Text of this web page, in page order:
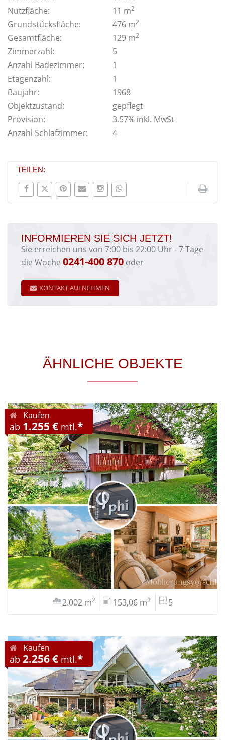
Nutzfläche: 11 m2
Grundstücksfläche: 476 m2
Gesamtfläche: 129 m2
Zimmerzahl:
5
Anzahl Badezimmer:
1
Etagenzahl:
1
Baujahr:
1968
Objektzustand:
gepflegt
Provision:
3.57% inkl. MwSt
Anzahl Schlafzimmer:
4
TEILEN:
INFORMIEREN SIE SICH JETZT!
Sie erreichen uns von 7:00 bis 22:00 Uhr - 7 Tage
die Woche 0241-400 870 oder
KONTAKT AUFNEHMEN
ÄHNLICHE OBJEKTE
Kaufen
ab 1.255 € mtl.*
2.002 m2 153,06 m2 5
Kaufen
ab 2.256 € mtl.*